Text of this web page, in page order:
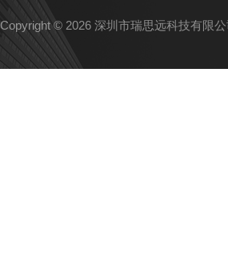
Copyright © 2026 深圳市瑞思远科技有限